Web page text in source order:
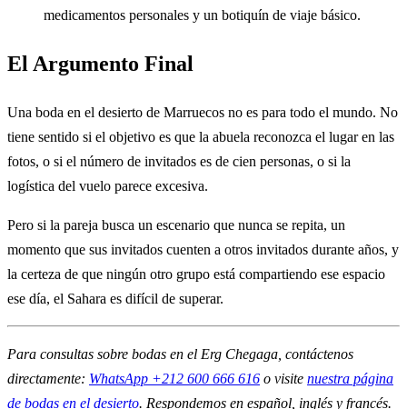
medicamentos personales y un botiquín de viaje básico.
El Argumento Final
Una boda en el desierto de Marruecos no es para todo el mundo. No
tiene sentido si el objetivo es que la abuela reconozca el lugar en las
fotos, o si el número de invitados es de cien personas, o si la
logística del vuelo parece excesiva.
Pero si la pareja busca un escenario que nunca se repita, un
momento que sus invitados cuenten a otros invitados durante años, y
la certeza de que ningún otro grupo está compartiendo ese espacio
ese día, el Sahara es difícil de superar.
Para consultas sobre bodas en el Erg Chegaga, contáctenos
directamente: WhatsApp +212 600 666 616 o visite nuestra página
de bodas en el desierto. Respondemos en español, inglés y francés.